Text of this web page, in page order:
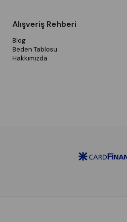
Alışveriş Rehberi
Blog
Beden Tablosu
Hakkımızda